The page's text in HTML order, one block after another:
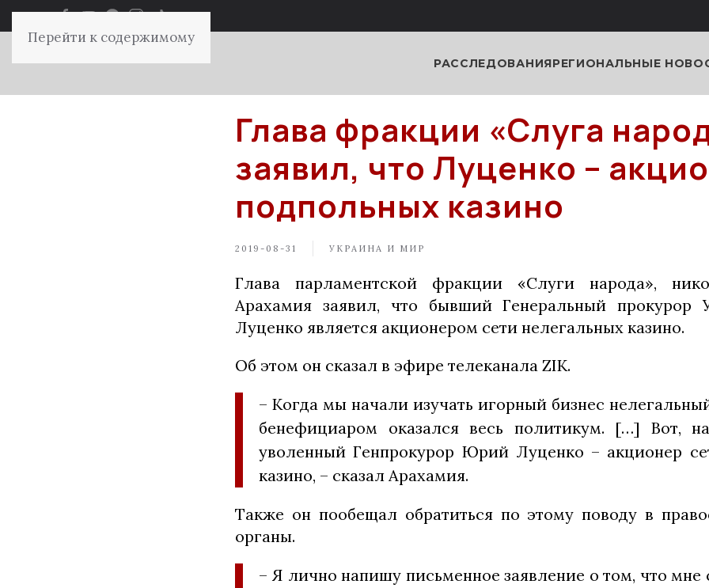
Перейти к содержимому
РАССЛЕДОВАНИЯРЕГИОНАЛЬНЫЕ
Глава фракции «Слуга
заявил, что Луценко –
подпольных казино
2019-08-31 УКРАИНА И МИР
Глава парламентской фракции «Слуги народа»,
Арахамия заявил, что бывший Генеральный
Луценко является акционером сети нелегальных казино.
Об этом он сказал в эфире телеканала ZIK.
– Когда мы начали изучать игорный бизнес
бенефициаром оказался весь политикум. […] Вот,
уволенный Генпрокурор Юрий Луценко – акционер
казино, – сказал Арахамия.
Также он пообещал обратиться по этому поводу в
органы.
– Я лично напишу письменное заявление о том, что мне